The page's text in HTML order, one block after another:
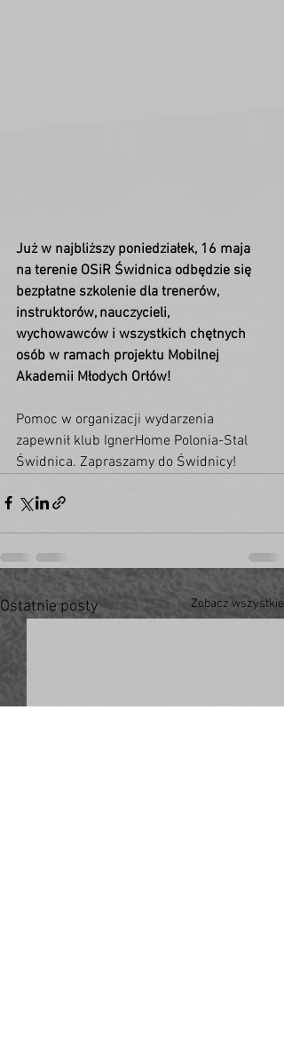
Już w najbliższy poniedziałek, 16 maja
na terenie OSiR Świdnica odbędzie się
bezpłatne szkolenie dla trenerów,
instruktorów, nauczycieli,
wychowawców i wszystkich chętnych
osób w ramach projektu Mobilnej
Akademii Młodych Orłów!
Pomoc w organizacji wydarzenia
zapewnił klub IgnerHome Polonia-Stal
Świdnica. Zapraszamy do Świdnicy!
Ostatnie posty Zobacz wszystkie